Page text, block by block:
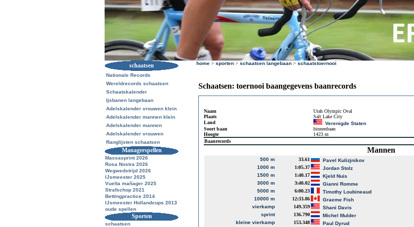
schaatsen
Nationale Records
Wereldrecords schaatsen
Schaatskalender
Ijsbanen langebaan
Adelskalender vrouwen klein
Adelskalender mannen klein
Adelskalender mannen
Adelskalender vrouwen
Ranglijsten schaatsen
Managerspellen
Massasprint 2026
Rosa Nostra 2026
Wegwedstrijd 2026
IJsmeester 2025
Vuelta mañager 2025
Strafschop 2021
Bettingpractice 2014
IJsmeester Hollandcups 2013
oude spellen
Sporten
schaatsen
home > sporten > schaatsen langebaan > schaatstoernooi
Schaatsen: toernooi baangegevens baanrecords
Naam
Utah Olympic Oval
Plaats
Salt Lake City
Land
Verenigde Staten
Soort baan
binnenbaan
Hoogte
1423 m
Baanrecords
Mannen
500 m 33.61 Pavel Kulizjnikov
1000 m
1:05.37 Jordan Stolz
1500 m
1:40.17 Kjeld Nuis
3000 m
3:40.02 Gianni Romme
5000 m
6:00.23 Timothy Loubineaud
10000 m
12:33.86 Graeme Fish
vierkamp
149.359 Shani Davis
sprint
136.790 Michel Mulder
kleine vierkamp
153.348 Paul Dyrud